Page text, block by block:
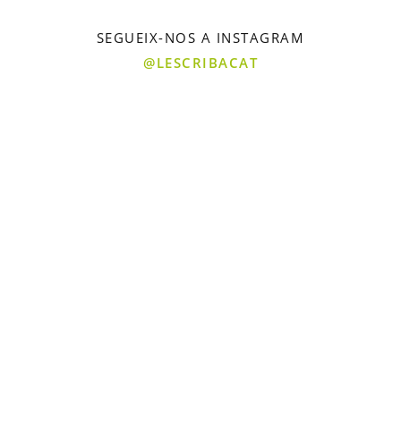
SEGUEIX-NOS A INSTAGRAM
@LESCRIBACAT